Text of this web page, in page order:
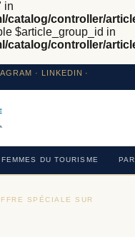
in
catalog/controller/
$article_group_id in
catalog/controller/
· LINKEDIN ·
FEMMES DU TOURISME
SPÉCIALE SUR